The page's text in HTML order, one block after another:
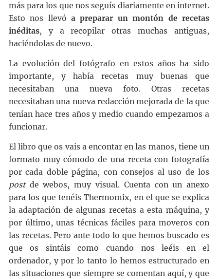
más para los que nos seguís diariamente en internet.
Esto nos llevóa preparar un montón de recetas
inéditas, y a recopilar otras muchas antiguas,
haciéndolas de nuevo.
La evolución del fotógrafo en estos años ha sido
importante, y había recetas muy buenas que
necesitaban una nueva foto. Otras recetas
necesitaban una nueva redacción mejorada de la que
tenían hace tres años y medio cuando empezamos a
funcionar.
El libro que os vais a encontar en las manos, tiene un
formato muy cómodo de una receta con fotografía
por cada doble página, con consejos al uso de los
postde webos, muy visual. Cuenta con un anexo
para los que tenéis Thermomix, en el que se explica
la adaptación de algunas recetas a esta máquina, y
por último, unas técnicas fáciles para moveros con
las recetas. Pero ante todo lo que hemos buscado es
que os sintáis como cuando nos leéis en el
ordenador, y por lo tanto lo hemos estructurado en
las situaciones que siempre se comentan aquí, y que